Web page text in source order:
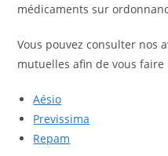
médicaments sur
Vous pouvez consulter nos
mutuelles afin de vous faire
Aésio
Previssima
Repam